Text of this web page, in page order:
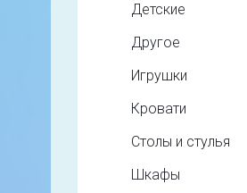
Детские
Другое
Игрушки
Кровати
Столы и стулья
Шкафы